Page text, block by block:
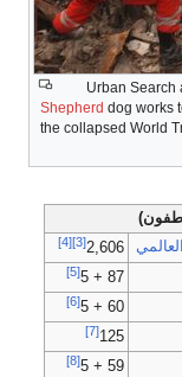
Urban Search
Shepherd dog works
the collapsed World
2,606
[3]
[4]
87 + 5
[5]
60 + 5
[6]
125
[7]
59 + 5
[8]